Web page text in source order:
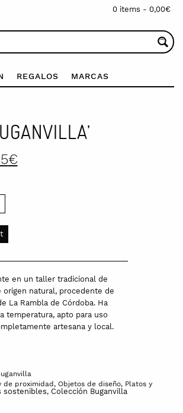
0 items - 0,00€
REGALOS MARCAS
€price
en un taller tradicional de
origen natural, procedente de
La Rambla de Córdoba. Ha
temperatura, apto para uso
artesana y local.
de proximidad, Objetos de diseño, Platos y
sostenibles, Colección Buganvilla